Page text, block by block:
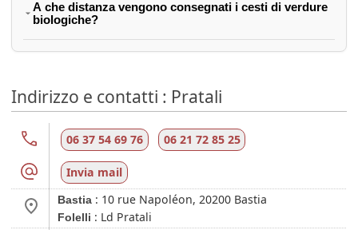
A che distanza vengono consegnati i cesti di verdure
biologiche?
Indirizzo e contatti : Pratali
06 37 54 69 76 06 21 72 85 25
Invia mail
Bastia : 10 rue Napoléon,20200 Bastia
Folelli : Ld Pratali